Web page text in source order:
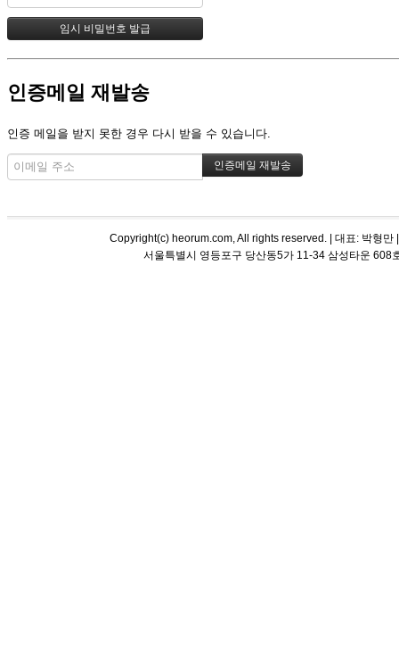
인증메일 재발송
인증 메일을 받지 못한 경우 다시 받을 수 있습니다.
Copyright(c) heorum.com, All rights reserved. | 대표: 박형
서울특별시 영등포구 당산동5가 11-34 삼성타운